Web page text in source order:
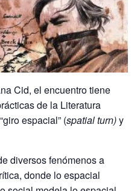
Cid, el encuentro tiene
de la Literatura
espacial” (spatial turn)y
diversos fenómenos a
donde lo espacial